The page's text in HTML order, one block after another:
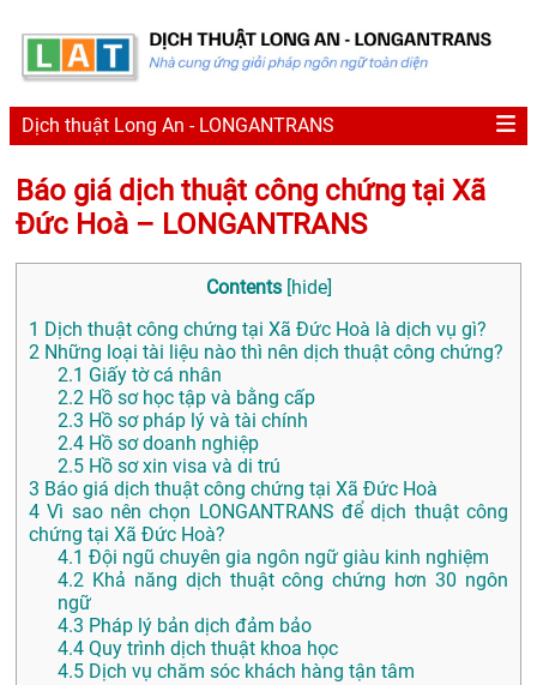
Dịch thuật Long An - LONGANTRANS
Báo giá dịch thuật công chứng tại Xã
Đức Hoà – LONGANTRANS
Contents [hide]
1 Dịch thuật công chứng tại Xã Đức Hoà là dịch vụ gì?
2 Những loại tài liệu nào thì nên dịch thuật công chứng?
2.1 Giấy tờ cá nhân
2.2 Hồ sơ học tập và bằng cấp
2.3 Hồ sơ pháp lý và tài chính
2.4 Hồ sơ doanh nghiệp
2.5 Hồ sơ xin visa và di trú
3 Báo giá dịch thuật công chứng tại Xã Đức Hoà
4 Vì sao nên chọn LONGANTRANS để dịch thuật công
chứng tại Xã Đức Hoà?
4.1 Đội ngũ chuyên gia ngôn ngữ giàu kinh nghiệm
4.2 Khả năng dịch thuật công chứng hơn 30 ngôn
ngữ
4.3 Pháp lý bản dịch đảm bảo
4.4 Quy trình dịch thuật khoa học
4.5 Dịch vụ chăm sóc khách hàng tận tâm